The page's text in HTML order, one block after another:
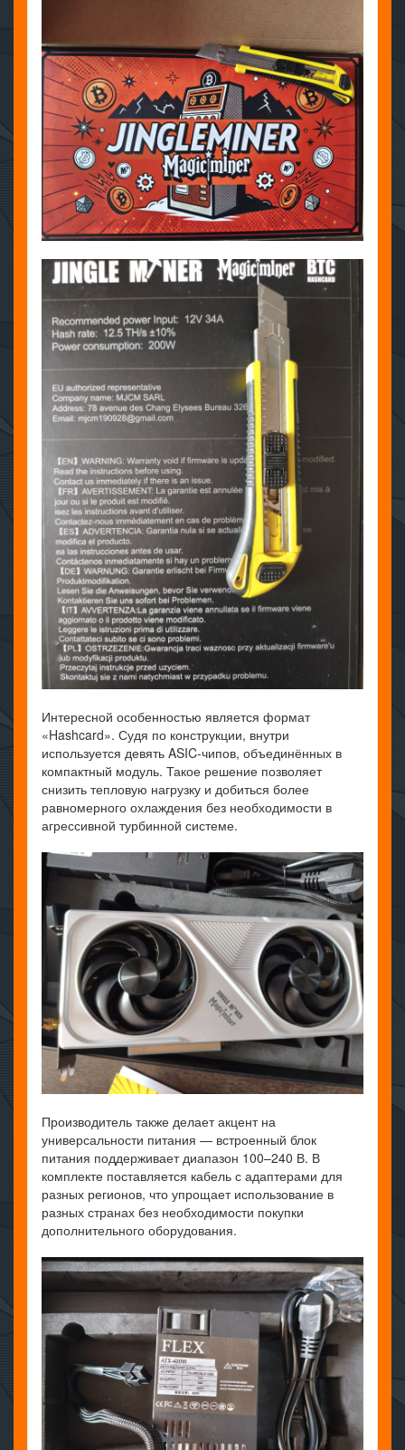
Интересной особенностью является формат
«Hashcard». Судя по конструкции, внутри
используется девять ASIC-чипов, объединённых в
компактный модуль. Такое решение позволяет
снизить тепловую нагрузку и добиться более
равномерного охлаждения без необходимости в
агрессивной турбинной системе.
Производитель также делает акцент на
универсальности питания — встроенный блок
питания поддерживает диапазон 100–240 В. В
комплекте поставляется кабель с адаптерами для
разных регионов, что упрощает использование в
разных странах без необходимости покупки
дополнительного оборудования.